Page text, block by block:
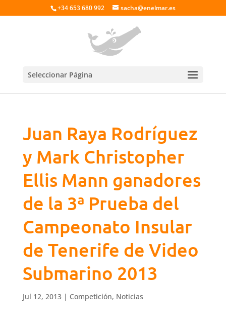
+34 653 680 992 sacha@enelmar.es
Seleccionar Página
Juan Raya Rodríguez
y Mark Christopher
Ellis Mann ganadores
de la 3ª Prueba del
Campeonato Insular
de Tenerife de Video
Submarino 2013
Jul 12, 2013| Competición, Noticias